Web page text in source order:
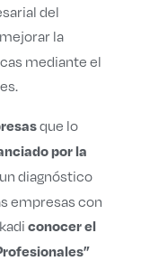
del
la
mediante el
sque lo
por la
diagnóstico
empresas con
conocer el